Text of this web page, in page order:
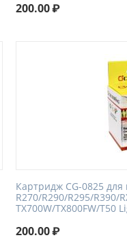
200.00₽
Картридж CG-0825 для
R270/R290/R295/R390/
TX700W/TX800FW/T50
200.00₽